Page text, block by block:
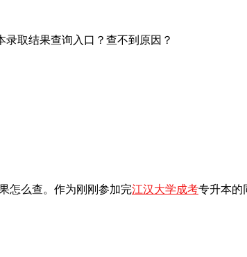
录取结果查询入口？查不到原因？
怎么查。作为刚刚参加完江汉大学成考专升本的